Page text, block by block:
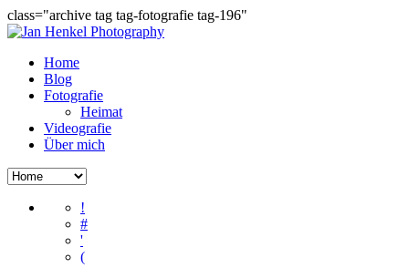
class="archive tag tag-fotografie tag-196"
Home
Blog
Fotografie
Heimat
Videografie
Über mich
!
#
'
(